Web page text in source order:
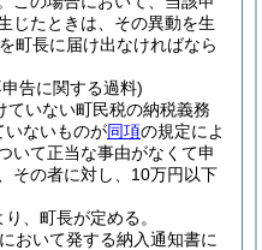
じたときは、その異動を生
町長に届け出なければなら
告に関する過料)
ていない町民税の納税義務
いないものが同項の規定によ
いて正当な事由がなくて申
その者に対し、10万円以下
、町長が定める。
おいて発する納入通知書に